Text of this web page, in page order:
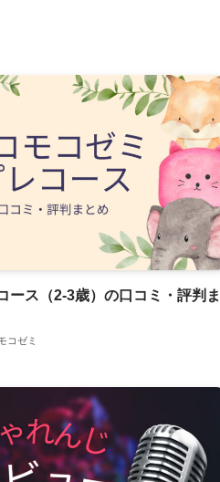
ース（2-3歳）の口コミ・評判ま
コゼミ